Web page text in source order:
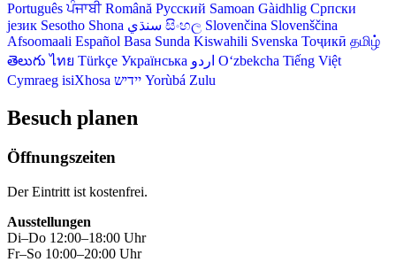
Português ਪੰਜਾਬੀ Română Русский Samoan Gàidhlig Српски
језик Sesotho Shona سنڌي සිංහල Slovenčina Slovenščina
Afsoomaali Español Basa Sunda Kiswahili Svenska Тоҷикӣ தமிழ்
తెలుగు ไทย Türkçe Українська اردو O‘zbekcha Tiếng Việt
Cymraeg isiXhosa יידיש Yorùbá Zulu
Besuch planen
Öffnungszeiten
Der Eintritt ist kostenfrei.
Ausstellungen
Di–Do 12:00–18:00 Uhr
Fr–So 10:00–20:00 Uhr